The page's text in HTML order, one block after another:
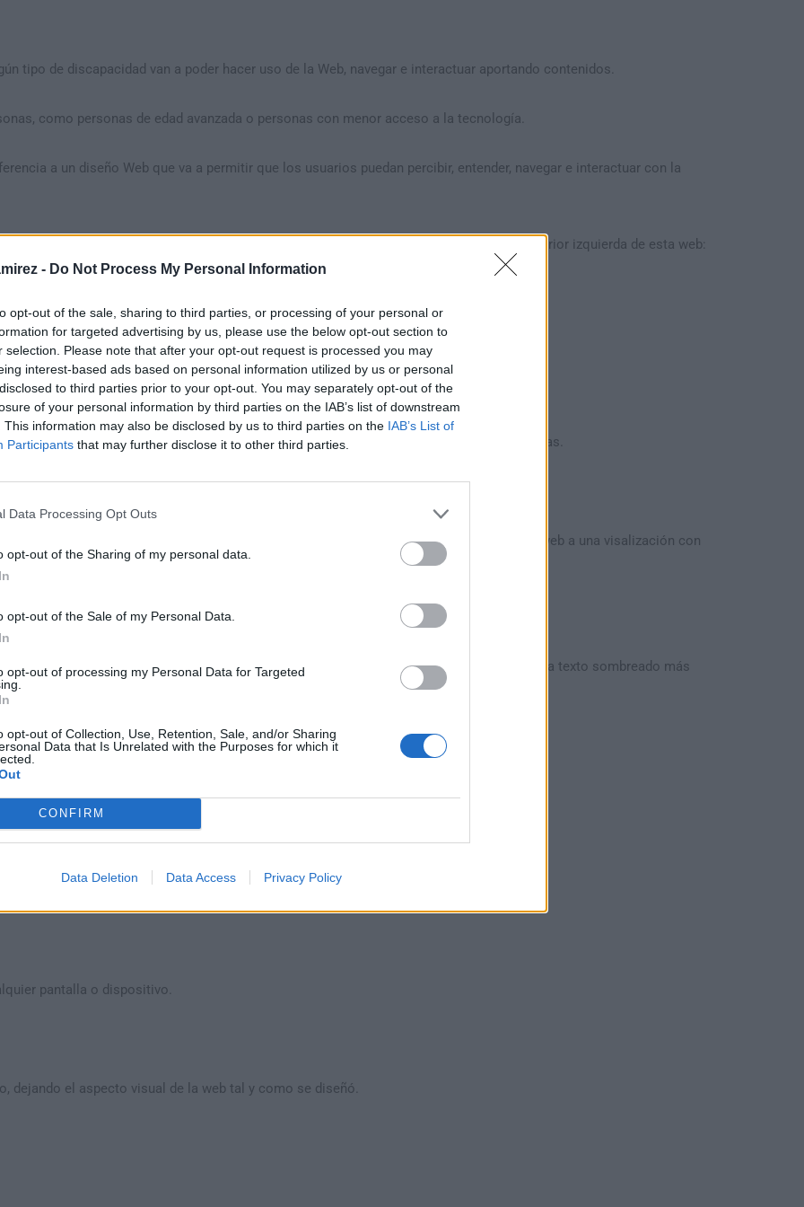
- Do Not Process My Personal Information
opt-out of the sale, sharing to third parties, or processing of your personal or
for targeted advertising by us, please use the below opt-out section to
selection. Please note that after your opt-out request is processed you may
interest-based ads based on personal information utilized by us or personal
to third parties prior to your opt-out. You may separately opt-out of the
of your personal information by third parties on the IAB’s list of downstream
This information may also be disclosed by us to third parties on the IAB’s List of
Participants that may further disclose it to other third parties.
Data Processing Opt Outs
opt-out of the Sharing of my personal data.
opt-out of the Sale of my Personal Data.
opt-out of processing my Personal Data for Targeted
opt-out of Collection, Use, Retention, Sale, and/or Sharing
Data that Is Unrelated with the Purposes for which it
CONFIRM
Data Deletion Data Access Privacy Policy
tipo de discapacidad van a poder hacer uso de la Web, navegar e interactuar aportando contenidos.
como personas de edad avanzada o personas con menor acceso a la tecnología.
a un diseño Web que va a permitir que los usuarios puedan percibir, entender, navegar e interactuar con la
que se pueden ajustar desde el icono de accesibilidad situado en la parte superior izquierda de esta web:
ajustar el tamaño del texto de esta web para facilitar su lectura
en escala de grises, eliminado cualquier color de la web, incluidas las fotografías.
hacerlo desde este apartado, automáticamente se cambiarán los contenidos de la web a una visalización con
contenidos visuales de la web para facilitar la lectura. Proporciona un alto contraste para texto sombreado más
del sitio web con texto oscuro sobre fondo claro.
una mejor experiencia de visualización.
pantalla o dispositivo.
dejando el aspecto visual de la web tal y como se diseñó.